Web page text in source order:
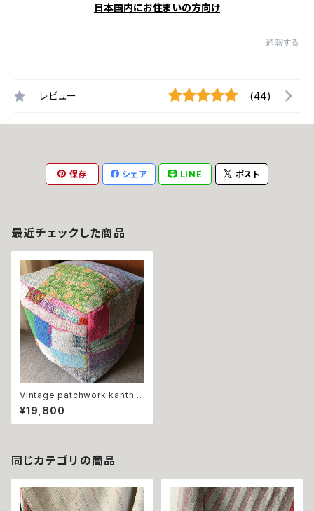
日本国内にお住まいの方向け
通報する
レビュー (44)
保存 シェア LINE ポスト
最近チェックした商品
Vintage patchwork kantha
stool green ビンテージパッ
チワークカンタキルトスツール
プフ オットマン
¥19,800
同じカテゴリの商品